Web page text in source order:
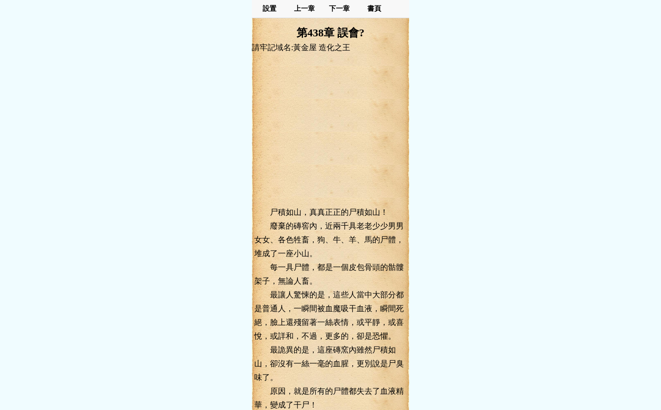
設置 上一章 下一章 書頁
第438章 誤會?
請牢記域名:黃金屋 造化之王
尸積如山，真真正正的尸積如山！
廢棄的磚窖內，近兩千具老老少少男男
女女、各色牲畜，狗、牛、羊、馬的尸體，
堆成了一座小山。
每一具尸體，都是一個皮包骨頭的骷髏
架子，無論人畜。
最讓人驚悚的是，這些人當中大部分都
是普通人，一瞬間被血魔吸干血液，瞬間死
絕，臉上還殘留著一絲表情，或平靜，或喜
悅，或詳和，不過，更多的，卻是恐懼。
最詭異的是，這座磚窯內雖然尸積如
山，卻沒有一絲一毫的血腥，更別說是尸臭
味了。
原因，就是所有的尸體都失去了血液精
華，變成了干尸！